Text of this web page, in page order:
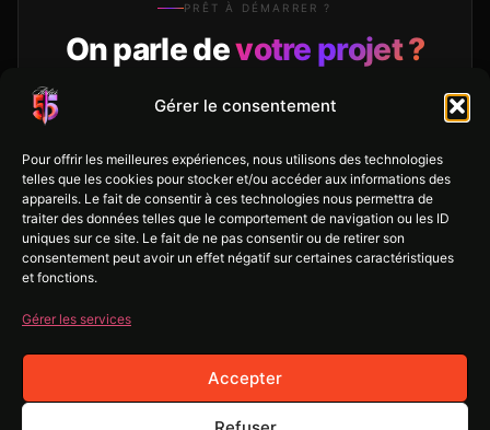
Gérer le consentement
Pour offrir les meilleures expériences, nous utilisons des technologies
telles que les cookies pour stocker et/ou accéder aux informations des
appareils. Le fait de consentir à ces technologies nous permettra de
traiter des données telles que le comportement de navigation ou les ID
uniques sur ce site. Le fait de ne pas consentir ou de retirer son
consentement peut avoir un effet négatif sur certaines caractéristiques
et fonctions.
Gérer les services
Accepter
PRÊT À DÉMARRER ?
On parle devotre projet ?
Devis gratuit · Réponse sous 48h
Aucun engagement — juste une vraie conversation
avec des gens qui connaissent votre métier.
Démarrer maintenant →